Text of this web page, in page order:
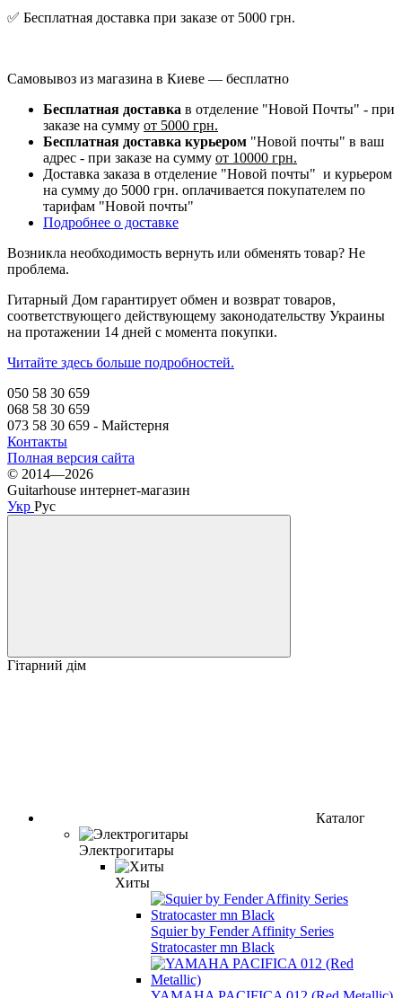
✅ Бесплатная доставка при заказе от 5000 грн.
Самовывоз из магазина в Киеве — бесплатно
Бесплатная доставка в отделение "Новой Почты" - при
заказе на сумму от 5000 грн.
Бесплатная доставка курьером "Новой почты" в ваш
адрес - при заказе на сумму от 10000 грн.
Доставка заказа в отделение "Новой почты" и курьером
на сумму до 5000 грн. оплачивается покупателем по
тарифам "Новой почты"
Подробнее о доставке
Возникла необходимость вернуть или обменять товар? Не
проблема.
Гитарный Дом гарантирует обмен и возврат товаров,
соответствующего действующему законодательству Украины
на протажении 14 дней с момента покупки.
Читайте здесь больше подробностей.
050 58 30 659
068 58 30 659
073 58 30 659 - Майстерня
Контакты
Полная версия сайта
© 2014—2026
Guitarhouse интернет-магазин
Укр Рус
Гітарний дім
Каталог
Электрогитары
Хиты
Squier by Fender Affinity Series
Stratocaster mn Black